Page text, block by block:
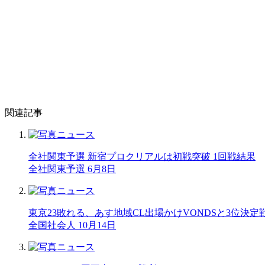
関連記事
全社関東予選 新宿プロクリアルは初戦突破 1回戦結果
全社関東予選 6月8日
東京23敗れる、あす地域CL出場かけVONDSと3位決定
全国社会人 10月14日